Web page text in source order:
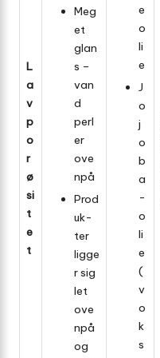
L
a
v
p
o
r
ø
si
t
e
t
Meg
et
glan
s –
van
d
perl
er
ove
npå
Prod
uk­
ter
ligge
r sig
let
ove
npå
og
e
o
li
e
J
o
j
o
b
a
­
o
li
e
(
v
o
k
s